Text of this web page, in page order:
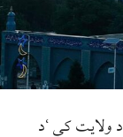
ولایت کې ‘د